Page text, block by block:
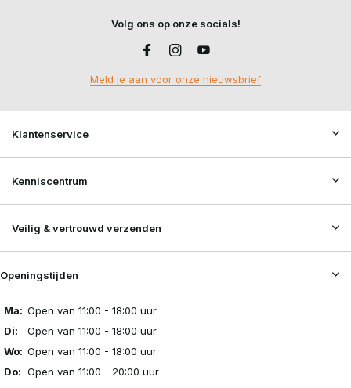
Volg ons op onze socials!
Meld je aan voor onze nieuwsbrief
Klantenservice
Kenniscentrum
Veilig & vertrouwd verzenden
Openingstijden
Ma: Open van 11:00 - 18:00 uur
Di:
Open van 11:00 - 18:00 uur
Wo: Open van 11:00 - 18:00 uur
Do: Open van 11:00 - 20:00 uur